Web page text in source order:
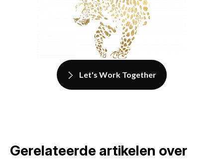
Let's Work Together
Gerelateerde artikelen over